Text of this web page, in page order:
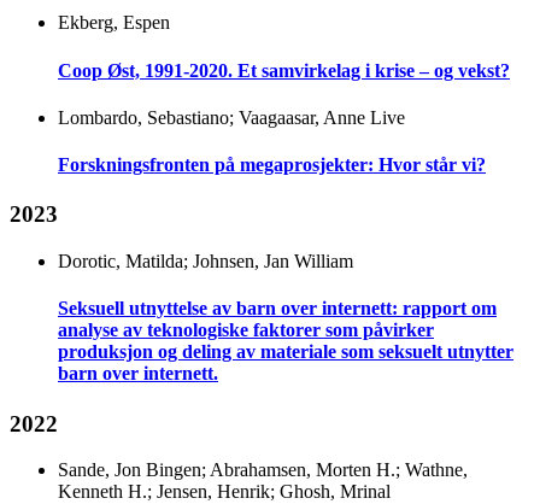
Ekberg, Espen
Coop Øst, 1991-2020. Et samvirkelag i krise – og vekst?
Lombardo, Sebastiano; Vaagaasar, Anne Live
Forskningsfronten på megaprosjekter: Hvor står vi?
2023
Dorotic, Matilda; Johnsen, Jan William
Seksuell utnyttelse av barn over internett: rapport om
analyse av teknologiske faktorer som påvirker
produksjon og deling av materiale som seksuelt utnytter
barn over internett.
2022
Sande, Jon Bingen; Abrahamsen, Morten H.; Wathne,
Kenneth H.; Jensen, Henrik; Ghosh, Mrinal